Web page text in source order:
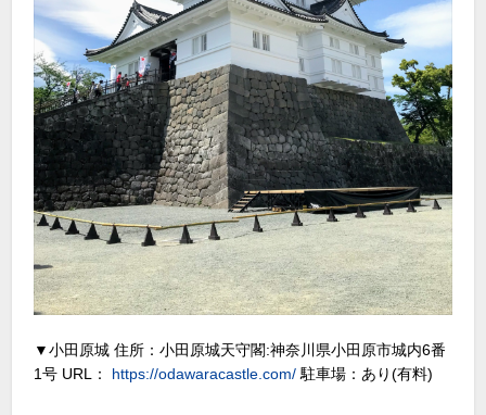
▼小田原城 住所：小田原城天守閣:神奈川県小田原市城内6番
1号 URL：
https://odawaracastle.com/ 駐車場：あり(有料)